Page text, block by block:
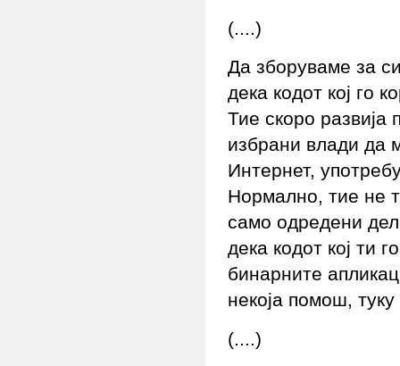
(....)
Да зборуваме за
дека кодот кој го
Тие скоро развија
избрани влади да
Интернет,
Нормално, тие не
само одредени
дека кодот кој ти
бинарните
некоја помош,
(....)